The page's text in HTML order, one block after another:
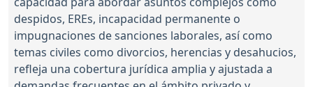
despidos, EREs, incapacidad permanente o
impugnaciones de sanciones laborales, así como
temas civiles como divorcios, herencias y desahucios,
refleja una cobertura jurídica amplia y ajustada a